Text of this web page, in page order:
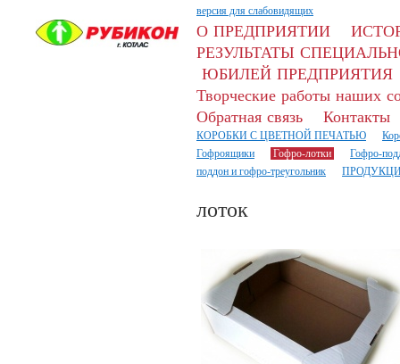
версия для слабовидящих
О ПРЕДПРИЯТИИ
РЕЗУЛЬТАТЫ
ЮБИЛЕЙ ПРЕДПРИЯТИЯ
Творческие работы наших
Обратная связь
Контакты
КОРОБКИ С ЦВЕТНОЙ ПЕЧАТЬЮ
Гофроящики
Гофро-лотки
Гофро-
поддон и гофро-треугольник
лоток